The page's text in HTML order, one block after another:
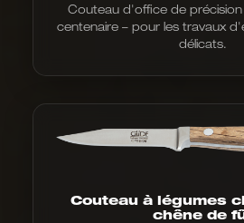
Couteau d'office de
centenaire – pour les travaux
délicats.
Couteau à légumes
chêne de